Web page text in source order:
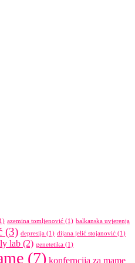
azemina tomljenović (1) balkanska uvjerenja
(3) depresija (1) dijana jelić stojanović (1)
lab (2) genetetika (1)
(7) konferncija za mame